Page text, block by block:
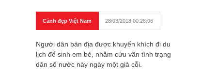
Cảnh đẹp Việt Nam 28/03/2018 00:26:06
Người dân bản địa được khuyến khích đi du
lịch để sinh em bé, nhằm cứu vãn tình trạng
dân số nước này ngày một già cỗi.